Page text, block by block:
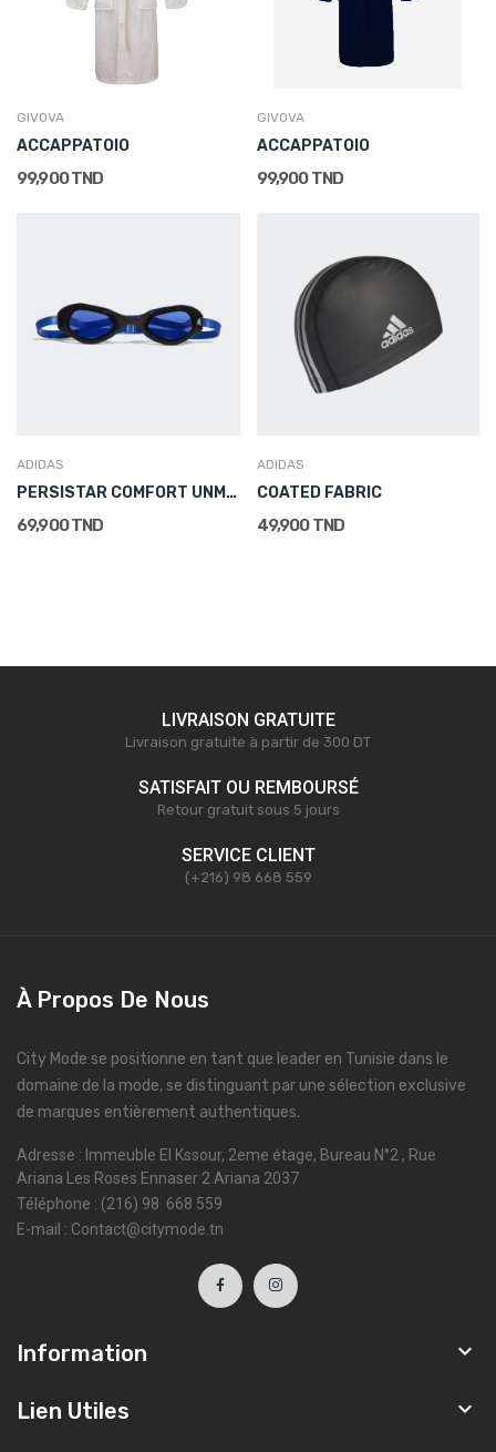
GIVOVA
ACCAPPATOIO
99,900 TND
GIVOVA
ACCAPPATOIO
99,900 TND
ADIDAS
PERSISTAR COMFORT UNMIRRORED
69,900 TND
ADIDAS
COATED FABRIC
49,900 TND
LIVRAISON GRATUITE
Livraison gratuite à partir de 300 DT
SATISFAIT OU REMBOURSÉ
Retour gratuit sous 5 jours
SERVICE CLIENT
(+216) 98 668 559
À Propos De Nous
City Mode se positionne en tant que leader en Tunisie dans le
domaine de la mode, se distinguant par une sélection exclusive
de marques entièrement authentiques.
Adresse : Immeuble El Kssour, 2eme étage, Bureau N°2 , Rue
Ariana Les Roses Ennaser 2 Ariana 2037
Téléphone : (216) 98 668 559
E-mail : Contact@citymode.tn
Information 
Lien Utiles 